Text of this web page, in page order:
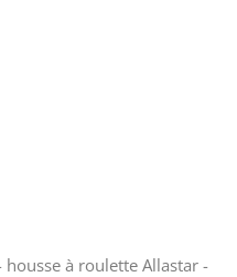
à roulette Allastar -